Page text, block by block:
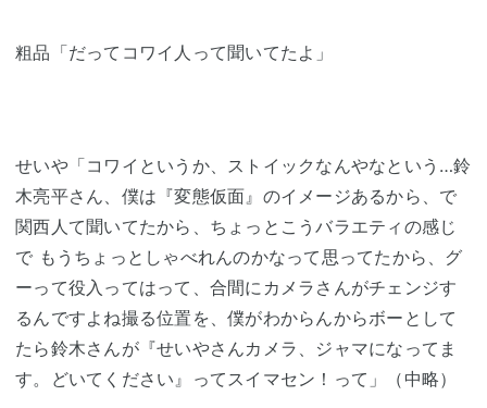
粗品「だってコワイ人って聞いてたよ」
せいや「コワイというか、ストイックなんやなという…鈴
木亮平さん、僕は『変態仮面』のイメージあるから、で
関西人て聞いてたから、ちょっとこうバラエティの感じ
で もうちょっとしゃべれんのかなって思ってたから、グ
ーって役入ってはって、合間にカメラさんがチェンジす
るんですよね撮る位置を、僕がわからんからボーとして
たら鈴木さんが『せいやさんカメラ、ジャマになってま
す。どいてください』ってスイマセン！って」（中略）